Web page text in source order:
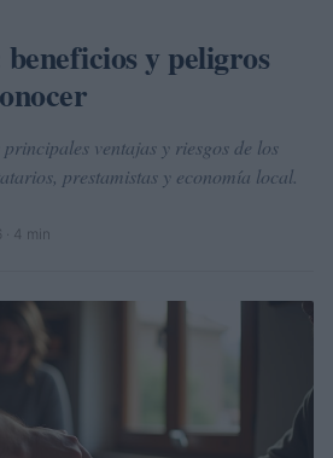
y peligros
ventajas y riesgos de los
prestamistas y economía local.
· 4 min